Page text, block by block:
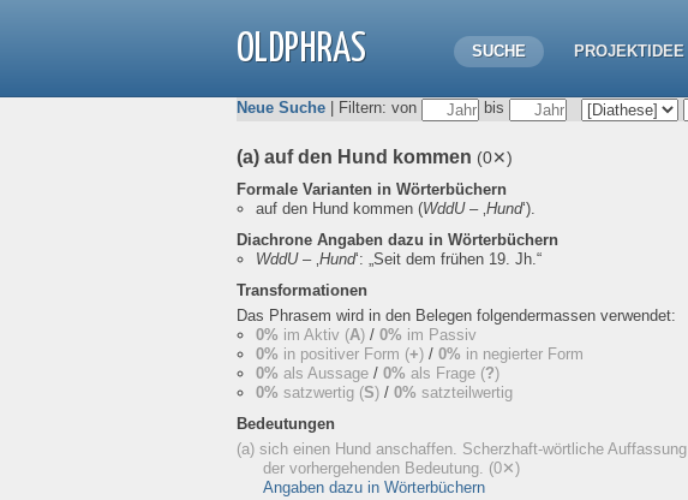
OLDPHRAS SUCHE PROJEKTIDEE
Neue Suche | Filtern: von bis
(a) auf den Hund kommen (0✕)
Formale Varianten in Wörterbüchern
auf den Hund kommen (WddU– ‚Hund‘).
Diachrone Angaben dazu in Wörterbüchern
WddU– ‚Hund‘: „Seit dem frühen 19. Jh.“
Transformationen
Das Phrasem wird in den Belegen folgendermassen verwendet:
0% im Aktiv (A) / 0% im Passiv
0% in positiver Form (+) / 0% in negierter Form
0% als Aussage / 0% als Frage (?)
0% satzwertig (S) / 0% satzteilwertig
Bedeutungen
(a) sich einen Hund anschaffen. Scherzhaft-wörtliche Auffassung
der vorhergehenden Bedeutung. (0✕)
Angaben dazu in Wörterbüchern